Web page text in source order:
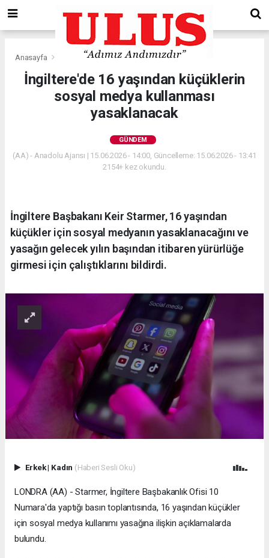
Anasayfa Gündem
İngiltere'de 16 yaşından küçüklerin
sosyal medya kullanması
yasaklanacak
GÜNDEM
(AA) - Anadolu Ajansı | 15.06.2026 - 14:00, Güncelleme: 15.06.2026 - 13:41
2154+ kez okundu.
İngiltere Başbakanı Keir Starmer, 16 yaşından
küçükler için sosyal medyanın yasaklanacağını ve
yasağın gelecek yılın başından itibaren yürürlüğe
girmesi için çalıştıklarını bildirdi.
Erkek| Kadın (Haberi Sesli Oku)
LONDRA (AA) - Starmer, İngiltere Başbakanlık Ofisi 10
Numara'da yaptığı basın toplantısında, 16 yaşından küçükler
için sosyal medya kullanımı yasağına ilişkin açıklamalarda
bulundu.